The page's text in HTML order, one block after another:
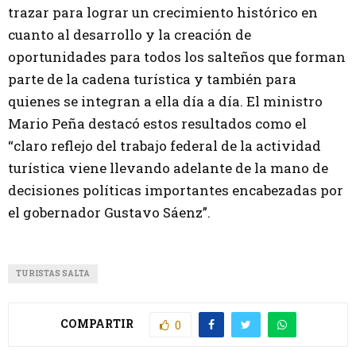
trazar para lograr un crecimiento histórico en
cuanto al desarrollo y la creación de
oportunidades para todos los salteños que forman
parte de la cadena turística y también para
quienes se integran a ella día a día. El ministro
Mario Peña destacó estos resultados como el
“claro reflejo del trabajo federal de la actividad
turística viene llevando adelante de la mano de
decisiones políticas importantes encabezadas por
el gobernador Gustavo Sáenz”.
TURISTAS SALTA
COMPARTIR 0